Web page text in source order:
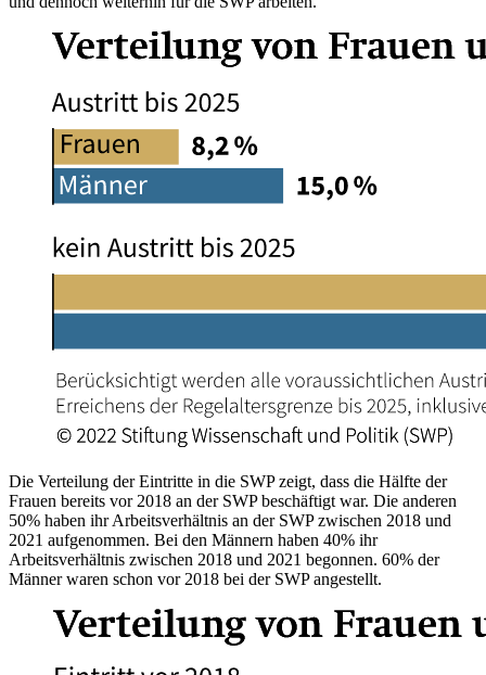
Die Verteilung der Eintritte in die SWP zeigt, dass die Hälfte der
Frauen bereits vor 2018 an der SWP beschäftigt war. Die anderen
50% haben ihr Arbeitsverhältnis an der SWP zwischen 2018 und
2021 aufgenommen. Bei den Männern haben 40% ihr
Arbeitsverhältnis zwischen 2018 und 2021 begonnen. 60% der
Männer waren schon vor 2018 bei der SWP angestellt.